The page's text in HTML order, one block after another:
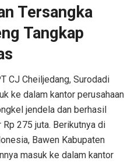
Tersangka
Tangkap
CJ Cheiljedang, Surodadi
ke dalam kantor perusahaan
jendela dan berhasil
275 juta. Berikutnya di
Bawen Kabupaten
masuk ke dalam kantor